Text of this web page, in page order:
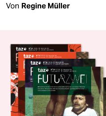
Von Regine Müller